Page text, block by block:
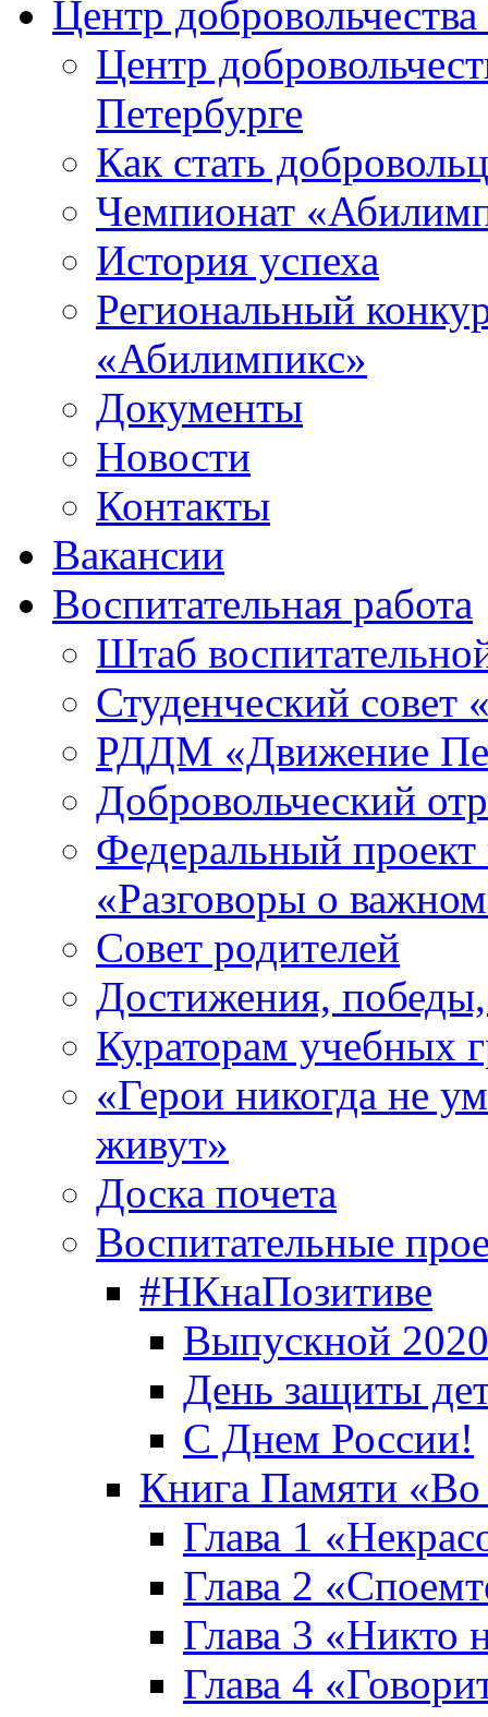
Центр
Центр
Петербурге
Как стать
Чемпионат
История успеха
Региональный
«Абилимпикс»
Документы
Новости
Контакты
Вакансии
Воспитательная работа
Штаб
Студенческий совет
РДДМ «Движение
Добровольческий
Федеральный
«Разговоры о
Совет родителей
Достижения,
Кураторам учебных
«Герои никогда не
живут»
Доска почета
Воспитательные
#НКнаПозитиве
Выпускной
День защиты
С Днем России!
Книга Памяти
Глава 1
Глава 2
Глава 3 «Никто
Глава 4